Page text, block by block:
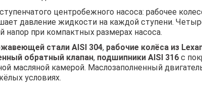
центробежного насоса: рабочее
давление жидкости на каждой ступени.
при компактных размерах насоса.
стали AISI 304, рабочие колёса из
обратный клапан, подшипники AISI 316 с
масляной камерой. Маслозаполненный
условиях.